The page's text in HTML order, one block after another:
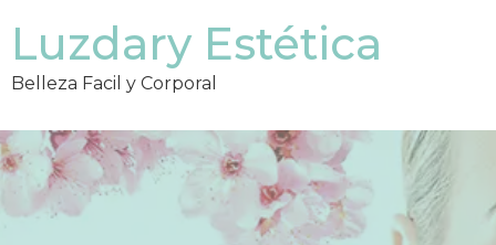
Luzdary Estética
Belleza Facil y Corporal